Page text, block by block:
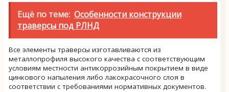
Ещё по теме: Особенности конструкции
траверсы под РЛНД
Все элементы траверсы изготавливаются из
металлопрофиля высокого качества с соответствующим
условиям местности антикоррозийным покрытием в виде
цинкового напыления либо лакокрасочного слоя в
соответствии с требованиями нормативных документов.